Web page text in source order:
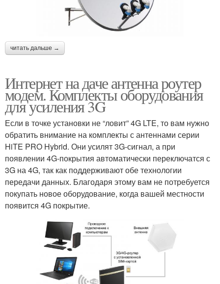
читать дальше →
Интернет на даче антенна роутер
модем. Комплекты оборудования
для усиления 3G
Если в точке установки не “ловит” 4G LTE, то вам нужно
обратить внимание на комплекты с антеннами серии
HiTE PRO Hybrid. Они усилят 3G-сигнал, а при
появлении 4G-покрытия автоматически переключатся с
3G на 4G, так как поддерживают обе технологии
передачи данных. Благодаря этому вам не потребуется
покупать новое оборудование, когда вашей местности
появится 4G покрытие.